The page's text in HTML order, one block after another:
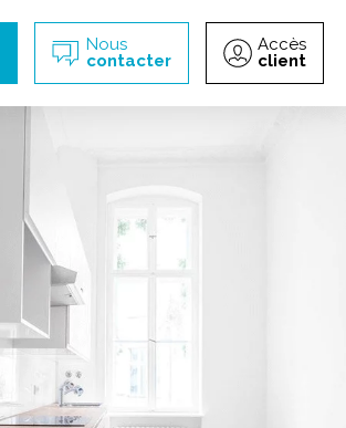
Nous
contacter
Accès
client